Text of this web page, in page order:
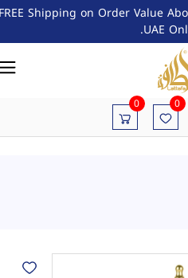
FREE Shipping on Order Value
UAE
0
0